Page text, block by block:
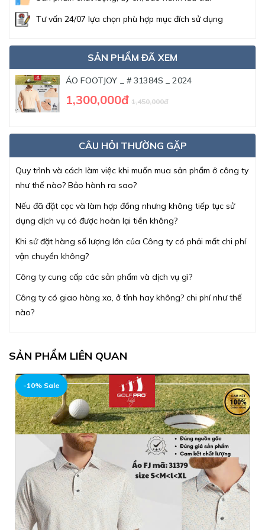
Tư vấn 24/07 lựa chọn phù hợp mục đích sử dụng
SẢN PHẨM ĐÃ XEM
ÁO FOOTJOY _ # 31384S _ 2024
1,300,000đ 1,450,000đ
CÂU HỎI THƯỜNG GẶP
Quy trình và cách làm việc khi muốn mua sản phẩm ở công ty
như thế nào? Bảo hành ra sao?
Nếu đã đặt cọc và làm hợp đồng nhưng không tiếp tục sử
dụng dịch vụ có được hoàn lại tiền không?
Khi sử đặt hàng số lượng lớn của Công ty có phải mất chi phí
vận chuyển không?
Công ty cung cấp các sản phẩm và dịch vụ gì?
Công ty có giao hàng xa, ở tỉnh hay không? chi phí như thế
nào?
SẢN PHẨM LIÊN QUAN
-10% Sale